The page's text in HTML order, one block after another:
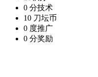
0 分技术
10 刀坛币
0 度推广
0 分奖励